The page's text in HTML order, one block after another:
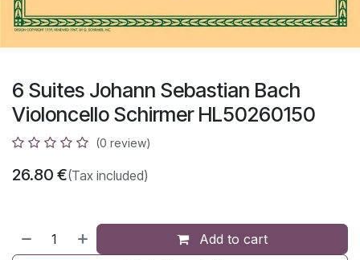
6 Suites Johann Sebastian Bach
Violoncello Schirmer HL50260150
(0 review)
26.80 €(Tax included)
Add to cart